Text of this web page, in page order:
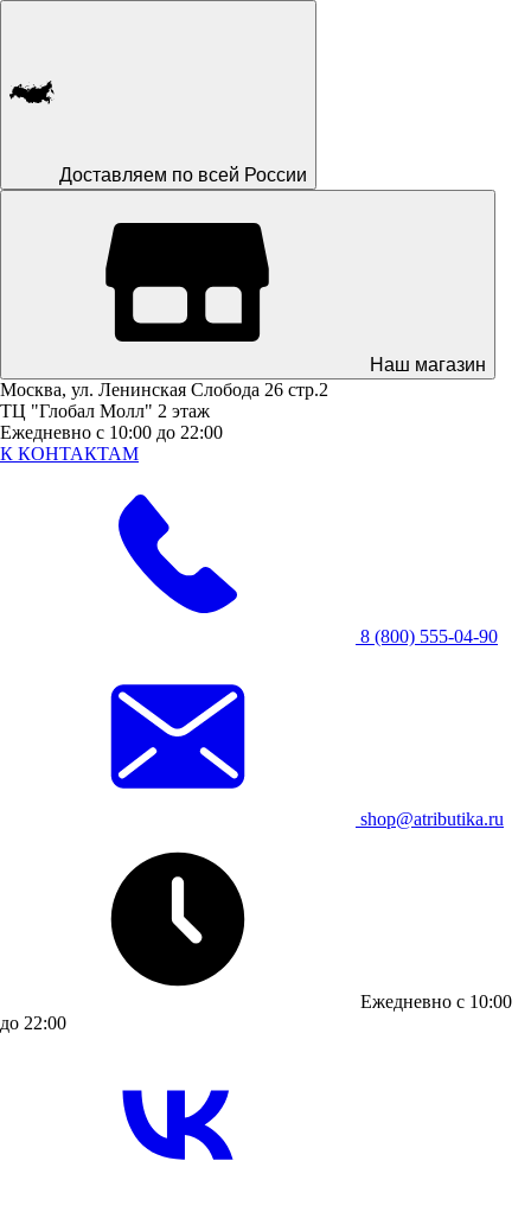
Доставляем по всей России
Наш магазин
Москва, ул. Ленинская Слобода 26 стр.2
ТЦ "Глобал Молл" 2 этаж
Ежедневно с 10:00 до 22:00
К КОНТАКТАМ
8 (800) 555-04-90
shop@atributika.ru
Ежедневно с 10:00
до 22:00